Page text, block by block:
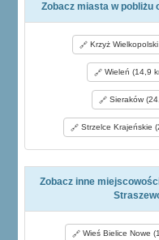
Zobacz miasta w pobliżu
Krzyż Wielkopolski
Wieleń (14,9
Sieraków
Strzelce Krajeńskie
Zobacz inne
Wieś Bielice Nowe